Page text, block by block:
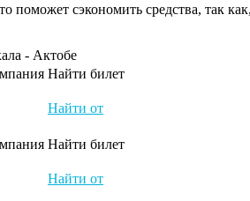
сэкономить средства, так
- Актобе
Найти билет
Найти от
Найти билет
Найти от